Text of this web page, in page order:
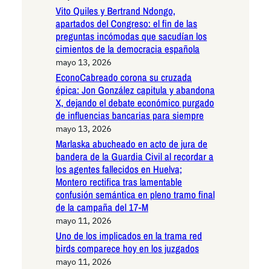
Vito Quiles y Bertrand Ndongo,
apartados del Congreso: el fin de las
preguntas incómodas que sacudían los
cimientos de la democracia española
mayo 13, 2026
EconoCabreado corona su cruzada
épica: Jon González capitula y abandona
X, dejando el debate económico purgado
de influencias bancarias para siempre
mayo 13, 2026
Marlaska abucheado en acto de jura de
bandera de la Guardia Civil al recordar a
los agentes fallecidos en Huelva;
Montero rectifica tras lamentable
confusión semántica en pleno tramo final
de la campaña del 17-M
mayo 11, 2026
Uno de los implicados en la trama red
birds comparece hoy en los juzgados
mayo 11, 2026